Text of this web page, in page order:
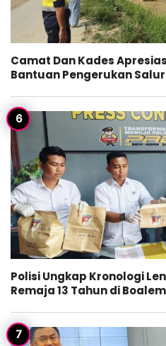
Camat Dan Kades
Bantuan Pengerukan
Polisi Ungkap Kronologi
Remaja 13 Tahun di